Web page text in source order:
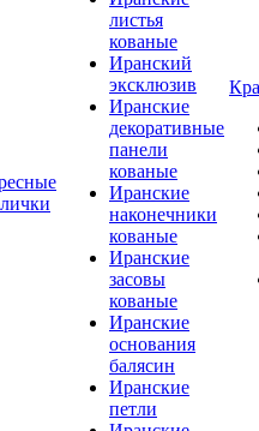
листья
кованые
Иранский
эксклюзив
Иранские
декоративные
панели
кованые
Иранские
наконечники
кованые
Иранские
засовы
кованые
Иранские
основания
балясин
Иранские
петли